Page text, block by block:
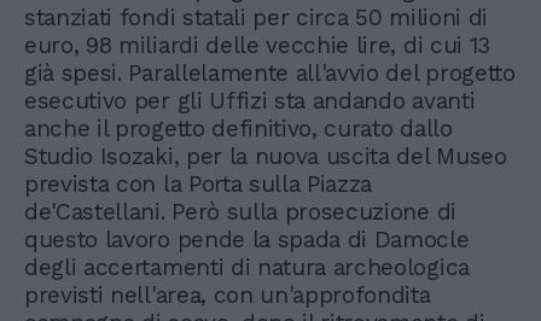
stanziati fondi statali per circa 50 milioni di
euro, 98 miliardi delle vecchie lire, di cui 13
già spesi. Parallelamente all'avvio del progetto
esecutivo per gli Uffizi sta andando avanti
anche il progetto definitivo, curato dallo
Studio Isozaki, per la nuova uscita del Museo
prevista con la Porta sulla Piazza
de'Castellani. Però sulla prosecuzione di
questo lavoro pende la spada di Damocle
degli accertamenti di natura archeologica
previsti nell'area, con un'approfondita